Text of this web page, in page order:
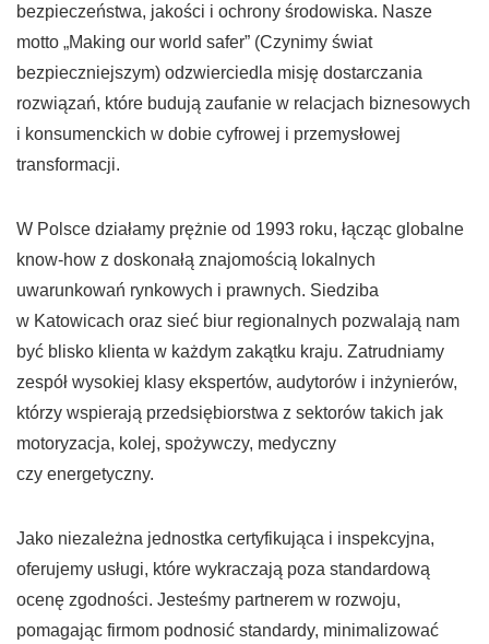
bezpieczeństwa, jakości i ochrony środowiska. Nasze
motto „Making our world safer” (Czynimy świat
bezpieczniejszym) odzwierciedla misję dostarczania
rozwiązań, które budują zaufanie w relacjach biznesowych
i konsumenckich w dobie cyfrowej i przemysłowej
transformacji.
W Polsce działamy prężnie od 1993 roku, łącząc globalne
know-how z doskonałą znajomością lokalnych
uwarunkowań rynkowych i prawnych. Siedziba
w Katowicach oraz sieć biur regionalnych pozwalają nam
być blisko klienta w każdym zakątku kraju. Zatrudniamy
zespół wysokiej klasy ekspertów, audytorów i inżynierów,
którzy wspierają przedsiębiorstwa z sektorów takich jak
motoryzacja, kolej, spożywczy, medyczny
czy energetyczny.
Jako niezależna jednostka certyfikująca i inspekcyjna,
oferujemy usługi, które wykraczają poza standardową
ocenę zgodności. Jesteśmy partnerem w rozwoju,
pomagając firmom podnosić standardy, minimalizować